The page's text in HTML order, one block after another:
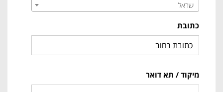
ישראל
כתובת
מיקוד / תא דואר